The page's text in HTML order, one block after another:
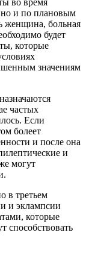
во время
но и по плановым
женщина, больная
будет
которые
значениям
частых
Если
болеет
и после она
и
могут
в третьем
и эклампсии
которые
способствовать